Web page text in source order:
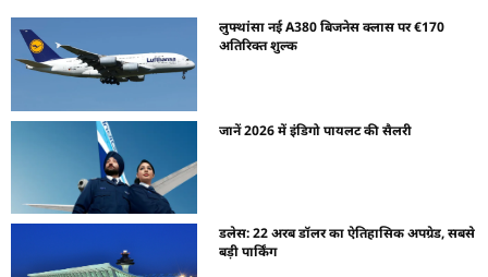
लुफ्थांसा नई A380 बिजनेस क्लास पर €170
अतिरिक्त शुल्क
जानें 2026 में इंडिगो पायलट की सैलरी
डलेस: 22 अरब डॉलर का ऐतिहासिक अपग्रेड, सबसे
बड़ी पार्किंग